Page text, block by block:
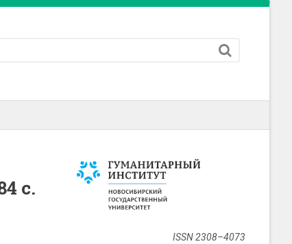
с.
ISSN 2308–4073